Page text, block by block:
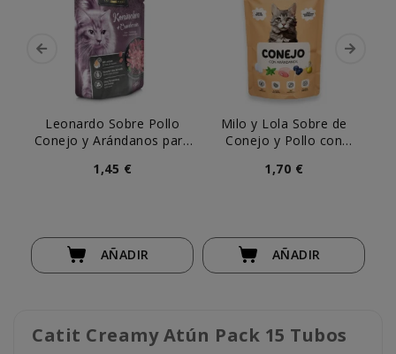
Leonardo Sobre Pollo
Conejo y Arándanos para
1,45 €
AÑADIR
Milo y Lola Sobre de
Conejo y Pollo con
1,70 €
AÑADIR
Catit Creamy Atún Pack 15 Tubos